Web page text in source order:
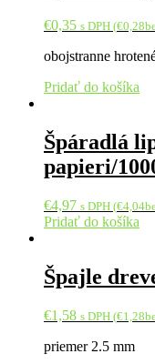
€0,35 s DPH (€0,28
obojstranne
Pridať do košíka
Špáradlá
papieri/
€4,97 s DPH (€4,04
Pridať do košíka
Špajle
€1,58 s DPH (€1,28
priemer 2.5 mm